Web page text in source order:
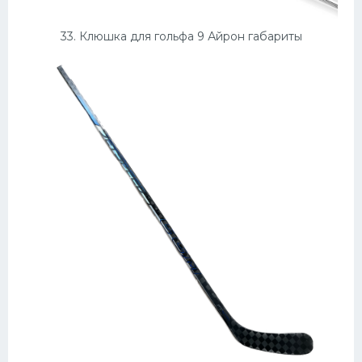
33. Клюшка для гольфа 9 Айрон габариты